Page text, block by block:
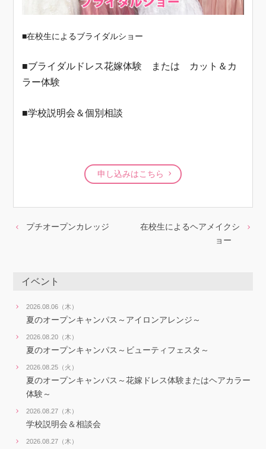
■在校生によるブライダルショー
■ブライダルドレス花嫁体験 または カット＆カ
ラー体験
■学校説明会＆個別相談
申し込みはこちら
プチオープンカレッジ
在校生によるヘアメイクシ
ョー
イベント
2026.08.06（木）
夏のオープンキャンパス～アイロンアレンジ～
2026.08.20（木）
夏のオープンキャンパス～ビューティフェスタ～
2026.08.25（火）
夏のオープンキャンパス～花嫁ドレス体験またはヘアカラー
体験～
2026.08.27（木）
学校説明会＆相談会
2026.08.27（木）